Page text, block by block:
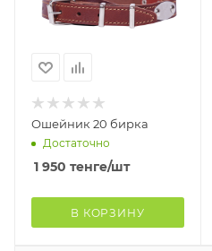
Ошейник 20 бирка
Достаточно
1 950 тенге/шт
В КОРЗИНУ